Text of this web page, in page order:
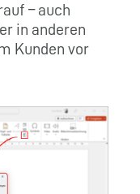
– auch
in anderen
Kunden vor